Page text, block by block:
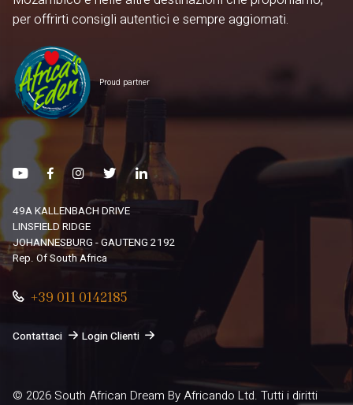
per offrirti consigli autentici e sempre aggiornati.
Proud partner
49A KALLENBACH DRIVE
LINSFIELD RIDGE
JOHANNESBURG - GAUTENG 2192
Rep. Of South Africa
+39 011 0142185
Contattaci Login Clienti
© 2026 South African Dream By Africando Ltd. Tutti i diritti